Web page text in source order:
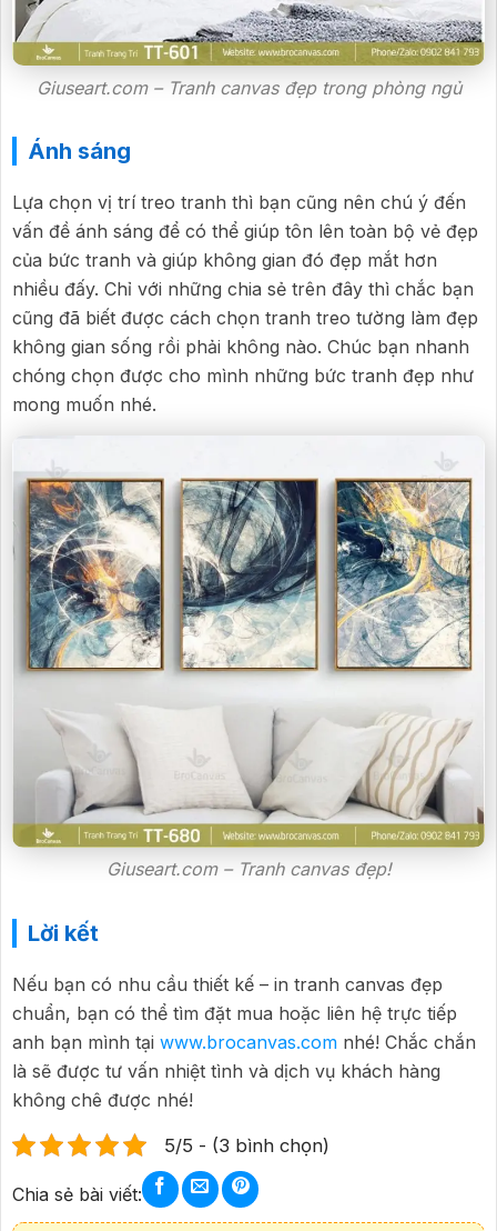
Giuseart.com – Tranh canvas đẹp trong phòng ngủ
Ánh sáng
Lựa chọn vị trí treo tranh thì bạn cũng nên chú ý đến
vấn đề ánh sáng để có thể giúp tôn lên toàn bộ vẻ đẹp
của bức tranh và giúp không gian đó đẹp mắt hơn
nhiều đấy. Chỉ với những chia sẻ trên đây thì chắc bạn
cũng đã biết được cách chọn tranh treo tường làm đẹp
không gian sống rồi phải không nào. Chúc bạn nhanh
chóng chọn được cho mình những bức tranh đẹp như
mong muốn nhé.
Giuseart.com – Tranh canvas đẹp!
Lời kết
Nếu bạn có nhu cầu thiết kế – in tranh canvas đẹp
chuẩn, bạn có thể tìm đặt mua hoặc liên hệ trực tiếp
anh bạn mình tại www.brocanvas.com nhé! Chắc chắn
là sẽ được tư vấn nhiệt tình và dịch vụ khách hàng
không chê được nhé!
5/5 - (3 bình chọn)
Chia sẻ bài viết: